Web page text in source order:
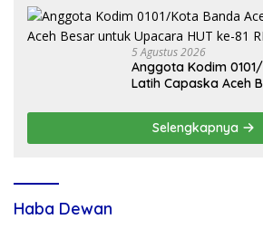
5 Agustus 2026
Anggota Kodim
Latih Capaska Aceh
Selengkapnya
Haba Dewan